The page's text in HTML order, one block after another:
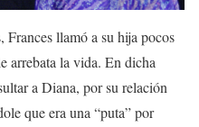
Frances llamó a su hija pocos
arrebata la vida. En dicha
a Diana, por su relación
que era una “puta” por